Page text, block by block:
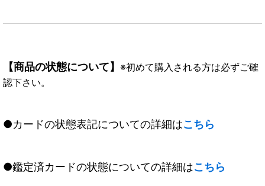
【商品の状態について】 ※初めて購入される方は必ずご確
認下さい。
●カードの状態表記についての詳細はこちら
●鑑定済カードの状態についての詳細はこちら